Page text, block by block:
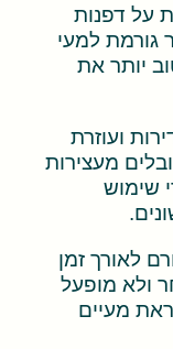
על דפנות
גורמת למעי
יותר את
ועוזרת
מעצירות
שימוש
לאורך זמן
ולא מופעל
מעיים